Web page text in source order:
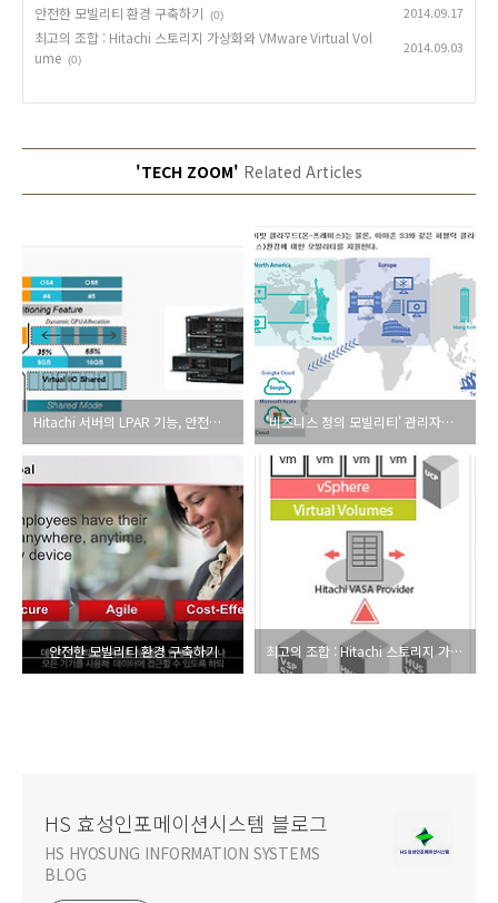
안전한 모빌리티 환경 구축하기 (0) 2014.09.17
최고의 조합 : Hitachi 스토리지 가상화와 VMware Virtual Vol
ume (0)
2014.09.03
'TECH ZOOM' Related Articles
Hitachi 서버의 LPAR 기능, 안전한 멀티 테넌트 클라우드 환경을 제공하다 '비즈니스 정의 모빌리티' 관리자와 사용자 모두를 위한 안전하면서도 유연한 혁신 인프라로 주목
안전한 모빌리티 환경 구축하기 최고의 조합 : Hitachi 스토리지 가상화와 VMware Virtual Volume
HS 효성인포메이션시스템 블로그
HS HYOSUNG INFORMATION SYSTEMS
BLOG